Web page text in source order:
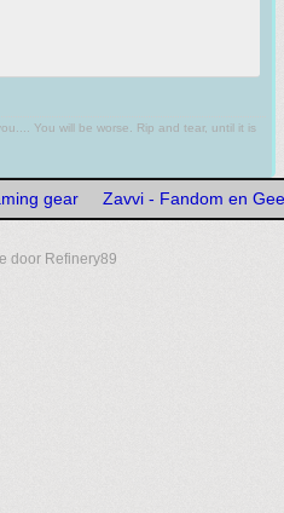
You will be worse. Rip and tear, until it is
gear Zavvi - Fandom en
door Refinery89